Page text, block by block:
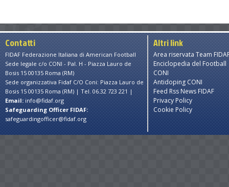
Contatti
FIDAF Federazione Italiana di American Football
Sede legale c/o CONI - Pal. H - Piazza Lauro de
Bosis 15 00135 Roma (RM)
Sede organizzativa Fidaf C/O Coni: Piazza Lauro de
Bosis 15 00135 Roma (RM) | Tel. 06.32 723 221 |
Email: info@fidaf.org
Safeguarding Officer FIDAF:
safeguardingofficer@fidaf.org
Altri link
Area riservata Team
Enciclopedia del Football
CONI
Antidoping CONI
Feed Rss News FIDAF
Privacy Policy
Cookie Policy